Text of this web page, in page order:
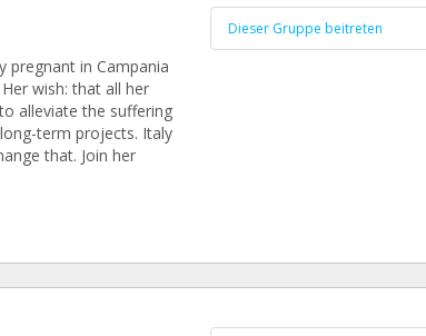
pregnant in Campania
wish: that all her
alleviate the suffering
term projects. Italy
that. Join her
Dieser Gruppe beitreten